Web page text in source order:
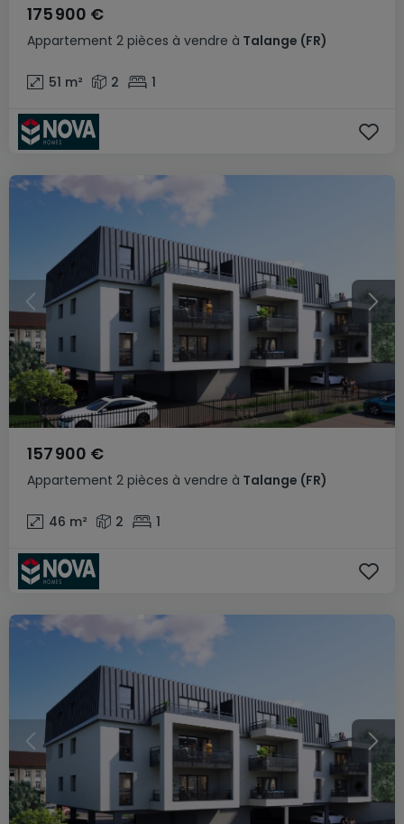
Appartement 2 pièces à vendre à Talange (FR)
175 900 €
51 m² 2 1
Appartement 2 pièces à vendre à Talange (FR)
157 900 €
46 m² 2 1